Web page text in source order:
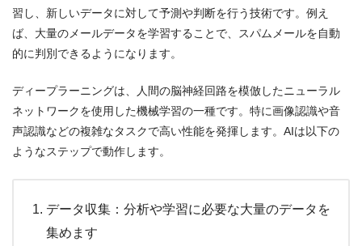
習し、新しいデータに対して予測や判断を行う技術です。例え
ば、大量のメールデータを学習することで、スパムメールを自動
的に判別できるようになります。
ディープラーニングは、人間の脳神経回路を模倣したニューラル
ネットワークを使用した機械学習の一種です。特に画像認識や音
声認識などの複雑なタスクで高い性能を発揮します。AIは以下の
ようなステップで動作します。
データ収集：分析や学習に必要な大量のデータを
集めます